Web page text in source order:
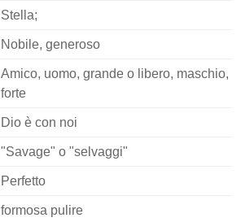
Stella;
Nobile, generoso
Amico, uomo, grande o libero, maschio,
forte
Dio è con noi
"Savage" o "selvaggi"
Perfetto
formosa pulire